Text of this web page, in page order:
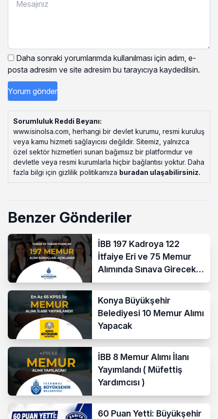
Daha sonraki yorumlarımda kullanılması için adım, e-
posta adresim ve site adresim bu tarayıcıya kaydedilsin.
Sorumluluk Reddi Beyanı:
www.isinolsa.com, herhangi bir devlet kurumu, resmi kuruluş
veya kamu hizmeti sağlayıcısı değildir. Sitemiz, yalnızca
özel sektör hizmetleri sunan bağımsız bir platformdur ve
devletle veya resmi kurumlarla hiçbir bağlantısı yoktur. Daha
fazla bilgi için gizlilik politikamıza buradan ulaşabilirsiniz.
Benzer Gönderiler
İBB 197 Kadroya 122
İtfaiye Eri ve 75 Memur
Alımında Sınava Girecek
712 Aday Belli Oldu
Konya Büyükşehir
Belediyesi 10 Memur Alımı
Yapacak
İBB 8 Memur Alımı İlanı
Yayımlandı ( Müfettiş
Yardımcısı )
60 Puan Yetti: Büyükşehir